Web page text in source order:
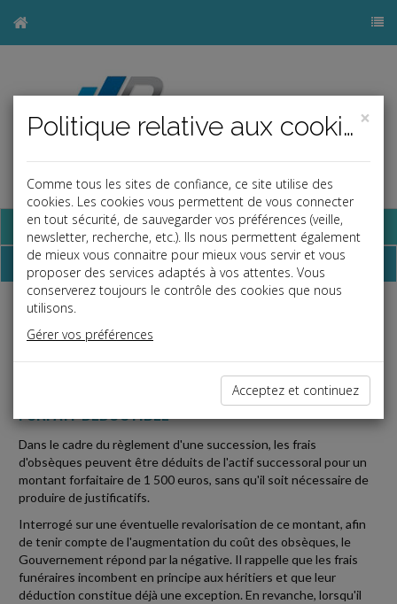
Base documentaire
Dépêches
Fiscal TPE
FRAIS D'OBSÈQUES : PAS DE REVALORISATION DU
FORFAIT DÉDUCTIBLE
Dans le cadre du règlement d'une succession, les frais
d'obsèques peuvent être déduits de l'actif successoral pour un
montant forfaitaire de 1 500 euros, sans qu'il soit nécessaire de
produire de justificatifs.
Interrogé sur une éventuelle revalorisation de ce montant, afin
de tenir compte de l'augmentation du coût des obsèques, le
Gouvernement répond par la négative. Il rappelle que les frais
funéraires incombent en principe aux héritiers et que leur
déduction constitue déjà une exception. En revanche, lorsqu'il
×
Politique relative aux cookies
Comme tous les sites de confiance, ce site utilise des
cookies. Les cookies vous permettent de vous connecter
en tout sécurité, de sauvegarder vos préférences (veille,
newsletter, recherche, etc.). Ils nous permettent également
de mieux vous connaitre pour mieux vous servir et vous
proposer des services adaptés à vos attentes. Vous
conserverez toujours le contrôle des cookies que nous
utilisons.
Gérer vos préférences
Acceptez et continuez